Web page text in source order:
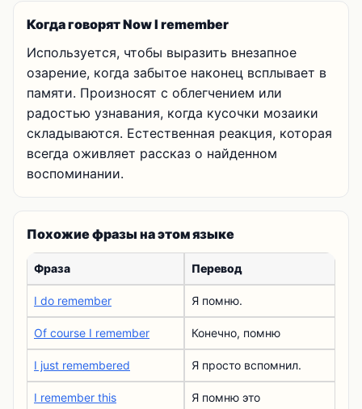
Когда говорят Now I remember
Используется, чтобы выразить внезапное
озарение, когда забытое наконец всплывает в
памяти. Произносят с облегчением или
радостью узнавания, когда кусочки мозаики
складываются. Естественная реакция, которая
всегда оживляет рассказ о найденном
воспоминании.
Похожие фразы на этом языке
Фраза Перевод
I do remember Я помню.
Of course I remember Конечно, помню
I just remembered Я просто вспомнил.
I remember this Я помню это